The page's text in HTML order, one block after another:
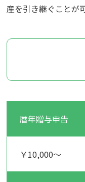
産を引き継ぐことが
暦年贈与申告
￥10,000～